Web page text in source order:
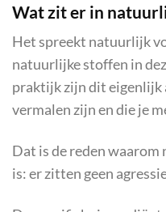
Wat zit er in
Het spreekt natuurlijk
natuurlijke stoffen in
praktijk zijn dit
vermalen zijn en die je
Dat is de reden
is: er zitten geen